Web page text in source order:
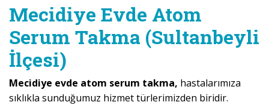
Mecidiye Evde Atom
Serum Takma (Sultanbeyli
İlçesi)
Mecidiye evde atom serum takma, hastalarımıza
sıklıkla sunduğumuz hizmet türlerimizden biridir.